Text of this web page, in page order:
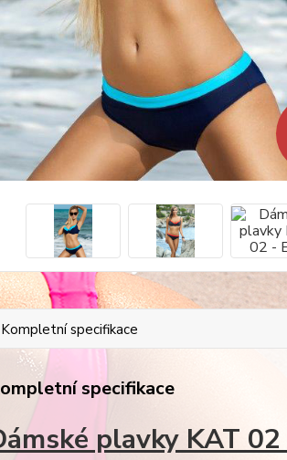
Kompletní specifikace
specifikace
plavky KAT